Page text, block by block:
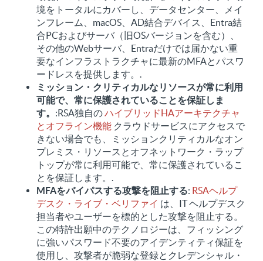
境をトータルにカバーし、データセンター、メイ
ンフレーム、macOS、AD結合デバイス、Entra結
合PCおよびサーバ（旧OSバージョンを含む）、
その他のWebサーバ、Entraだけでは届かない重
要なインフラストラクチャに最新のMFAとパスワ
ードレスを提供します。.
ミッション・クリティカルなリソースが常に利用
可能で、常に保護されていることを保証しま
す。 :RSA独自のハイブリッドHAアーキテクチャ
とオフライン機能 クラウドサービスにアクセスで
きない場合でも、ミッションクリティカルなオン
プレミス・リソースとオフネットワーク・ラップ
トップが常に利用可能で、常に保護されているこ
とを保証します。.
MFAをバイパスする攻撃を阻止する: RSAヘルプ
デスク・ライブ・ベリファイ は、IT ヘルプデスク
担当者やユーザーを標的とした攻撃を阻止する。
この特許出願中のテクノロジーは、フィッシング
に強いパスワード不要のアイデンティティ保証を
使用し、攻撃者が脆弱な登録とクレデンシャル・